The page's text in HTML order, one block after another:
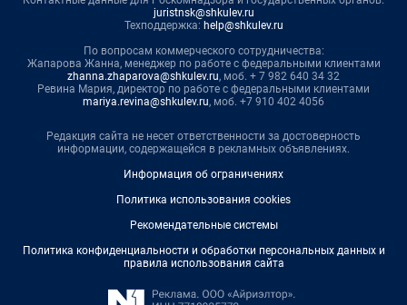
juristnsk@shkulev.ru
Техподдержка: help@shkulev.ru
По вопросам коммерческого сотрудничества:
Жапарова Жанна, менеджер по работе с федеральными клиентами
zhanna.zhaparova@shkulev.ru, моб. + 7 982 640 34 32
Ревина Мария, директор по работе с федеральными клиентами
mariya.revina@shkulev.ru, моб. +7 910 402 4056
Редакция сайта не несет ответственности за достоверность
информации, содержащейся в рекламных объявлениях.
Информация об ограничениях
Политика использования cookies
Рекомендательные системы
Политика конфиденциальности и обработки персональных данных и
правила использования сайта